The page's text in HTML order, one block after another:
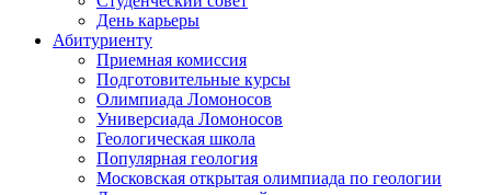
День карьеры
Абитуриенту
Приемная комиссия
Подготовительные курсы
Олимпиада Ломоносов
Универсиада Ломоносов
Геологическая школа
Популярная геология
Московская открытая олимпиада по геологии